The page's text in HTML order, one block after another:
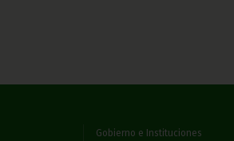
Gobierno e Instituciones